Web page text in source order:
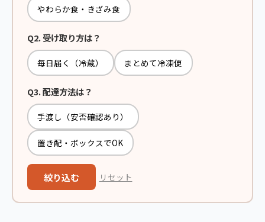
やわらか食・きざみ食
Q2. 受け取り方は？
毎日届く（冷蔵） まとめて冷凍便
Q3. 配達方法は？
手渡し（安否確認あり）
置き配・ボックスでOK
絞り込む リセット